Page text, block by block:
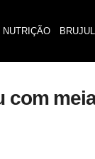
com